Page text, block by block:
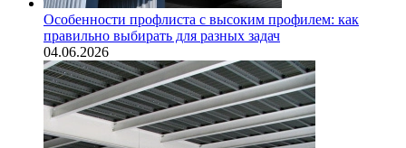
Особенности профлиста с высоким профилем: как
правильно выбирать для разных задач
04.06.2026